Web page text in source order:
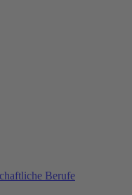
Berufe